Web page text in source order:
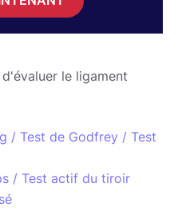
le ligament
/ Test de Godfrey / Test
/ Test actif du tiroir